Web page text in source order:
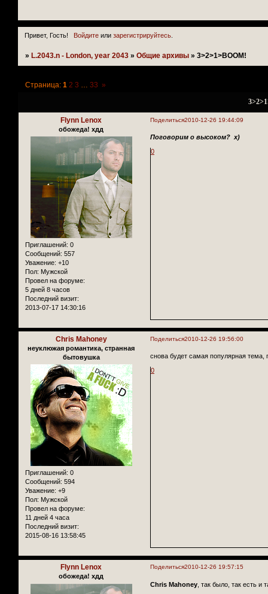
Привет, Гость! Войдитеили зарегистрируйтесь.
» L.2043.n - London, year 2043 »Общие архивы »3>2>1>BOOM!
Страница:1 2 3 … 33 »
Поделиться2010-12-26 19:44:09
Flynn Lenox
обожеда! хдд
Приглашений: 0
Сообщений: 557
Уважение: +10
Пол: Мужской
Провел на форуме:
5 дней 8 часов
Последний визит:
2013-07-17 14:30:16
Поговорим о высоком? х)
0
Поделиться2010-12-26 19:56:00
Chris Mahoney
неуклюжая романтика, странная
бытовушка
Приглашений: 0
Сообщений: 594
Уважение: +9
Пол: Мужской
Провел на форуме:
11 дней 4 часа
Последний визит:
2015-08-16 13:58:45
снова будет самая популярная тема,
0
Поделиться2010-12-26 19:57:15
Flynn Lenox
обожеда! хдд
Chris Mahoney , так было, так есть и